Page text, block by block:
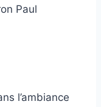
Paul
l’ambiance